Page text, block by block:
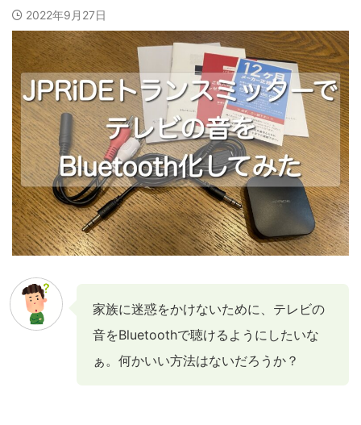
2022年9月27日
家族に迷惑をかけないために、テレビの
音をBluetoothで聴けるようにしたいな
ぁ。何かいい方法はないだろうか？